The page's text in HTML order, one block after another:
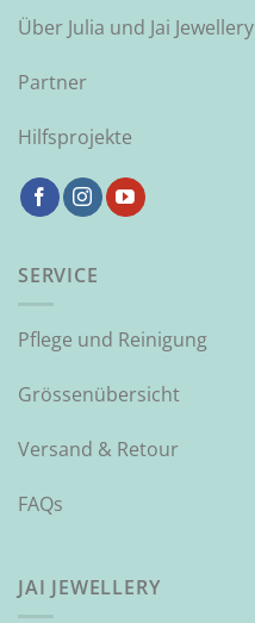
Über Julia und Jai Jewellery
Partner
Hilfsprojekte
SERVICE
Pflege und Reinigung
Grössenübersicht
Versand & Retour
FAQs
JAI JEWELLERY